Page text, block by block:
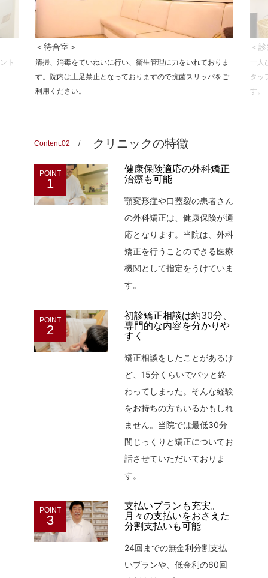
ト
＜待合室＞
清掃、消毒をていねいに行い、衛生管理に力をいれておりま
す。院内は土足禁止となっておりますので抗菌スリッパをご
利用ください。
＜
一人
タッ
す。
Content.02 クリニックの特徴
POINT
1
健康保険適応の外科矯正
治療も可能
顎変形症や口蓋裂の患者さん
の外科矯正は、健康保険が適
応となります。当院は、外科
矯正を行うことのできる医療
機関として指定をうけていま
す。
POINT
2
初診矯正相談は約30分、
専門的な内容を分かりや
すく
矯正相談をしたことがあるけ
ど、15分くらいでパッと終
わってしまった。そんな経験
をお持ちの方もいるかもしれ
ません。当院では最低30分
間じっくりと矯正についてお
話させていただいておりま
す。
POINT
3
支払いプランも充実。
月々の支払いをおさえた
分割支払いも可能
24回までの無金利分割支払
いプランや、低金利の60回